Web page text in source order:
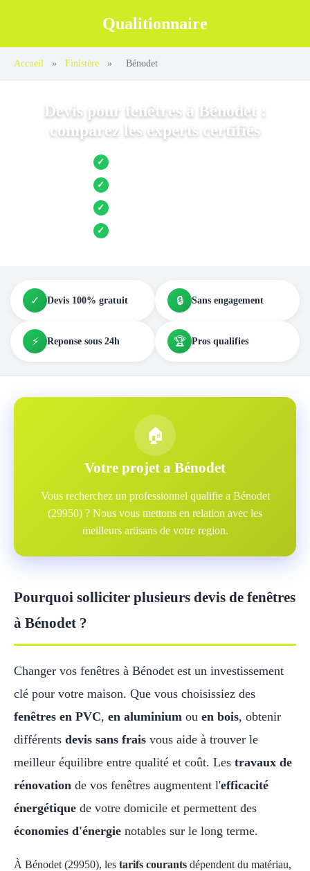
Qualitionnaire
Accueil » Finistère » Bénodet
Devis pour fenêtres à Bénodet :
comparez les experts certifiés
✓ Jusqu’à 3 devis comparés
✓ Entreprises locales vérifiées
✓ Pose garantie
✓ Aides et primes incluses
✓ Devis 100% gratuit 🔒 Sans engagement
⚡ Reponse sous 24h 🏆 Pros qualifies
🏠
Votre projet a Bénodet
Vous recherchez un professionnel qualifie a Bénodet
(29950) ? Nous vous mettons en relation avec les
meilleurs artisans de votre region.
Pourquoi solliciter plusieurs devis de fenêtres
à Bénodet ?
Changer vos fenêtres à Bénodet est un investissement
clé pour votre maison. Que vous choisissiez des
fenêtres en PVC, en aluminium ou en bois, obtenir
différents devis sans frais vous aide à trouver le
meilleur équilibre entre qualité et coût. Les travaux de
rénovation de vos fenêtres augmentent l'efficacité
énergétique de votre domicile et permettent des
économies d'énergie notables sur le long terme.
À Bénodet (29950), les tarifs courants dépendent du matériau,